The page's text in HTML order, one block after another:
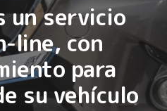
un servicio
line, con
para
su vehículo